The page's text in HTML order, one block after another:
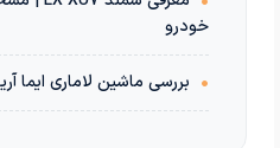
خودرو
• بررسی ماشین لاماری ایما